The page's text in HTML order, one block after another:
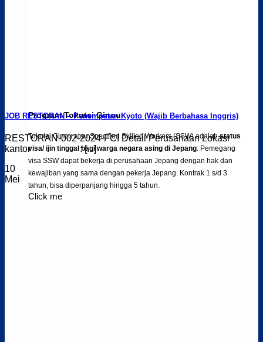
Program Tokutei Ginou
Tokutei Ginou atau Speciﬁed Skilled Workers (SSW) adalahstatus
visa/ ijin tinggal bagi warga negara asing di Jepang. Pemegang
visa SSW dapat bekerja di perusahaan Jepang dengan hak dan
kewajiban yang sama dengan pekerja Jepang. Kontrak 1 s/d 3
tahun, bisa diperpanjang hingga 5 tahun.
Click me
JOB RESTORAN – Penempatan Kyoto (Wajib Berbahasa Inggris)
RESTORAN-002-2024-FCI Detail Perusahaan Lokasi
kantor : [...]
10
Mei